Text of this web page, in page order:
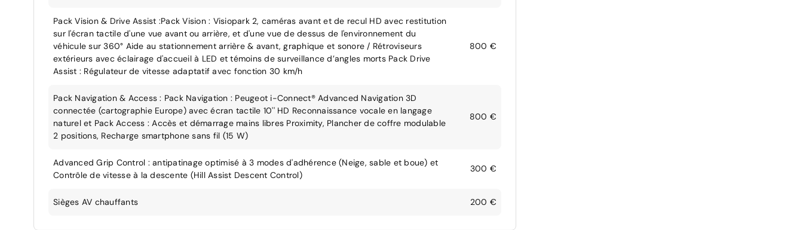
Pack Vision & Drive Assist :Pack Vision : Visiopark 2, caméras avant et de recul HD avec restitution
sur l'écran tactile d'une vue avant ou arrière, et d'une vue de dessus de l'environnement du
véhicule sur 360° Aide au stationnement arrière & avant, graphique et sonore / Rétroviseurs
extérieurs avec éclairage d'accueil à LED et témoins de surveillance d’angles morts Pack Drive
Assist : Régulateur de vitesse adaptatif avec fonction 30 km/h
800 €
Pack Navigation & Access : Pack Navigation : Peugeot i-Connect® Advanced Navigation 3D
connectée (cartographie Europe) avec écran tactile 10'' HD Reconnaissance vocale en langage
naturel et Pack Access : Accès et démarrage mains libres Proximity, Plancher de coffre modulable
2 positions, Recharge smartphone sans fil (15 W)
800 €
Advanced Grip Control : antipatinage optimisé à 3 modes d'adhérence (Neige, sable et boue) et
Contrôle de vitesse à la descente (Hill Assist Descent Control)
300 €
Sièges AV chauffants 200 €